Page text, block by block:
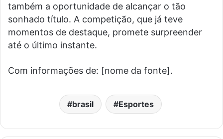
também a oportunidade de alcançar o tão
sonhado título. A competição, que já teve
momentos de destaque, promete surpreender
até o último instante.
Com informações de: [nome da fonte].
brasil Esportes